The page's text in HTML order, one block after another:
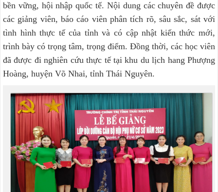
bền vững, hội nhập quốc tế. Nội dung các chuyên đề được
các giảng viên, báo cáo viên phân tích rõ, sâu sắc, sát với
tình hình thực tế của tỉnh và có cập nhật kiến thức mới,
trình bày có trọng tâm, trọng điểm. Đồng thời, các học viên
đã được đi nghiên cứu thực tế tại khu du lịch hang Phượng
Hoàng, huyện Võ Nhai, tỉnh Thái Nguyên.